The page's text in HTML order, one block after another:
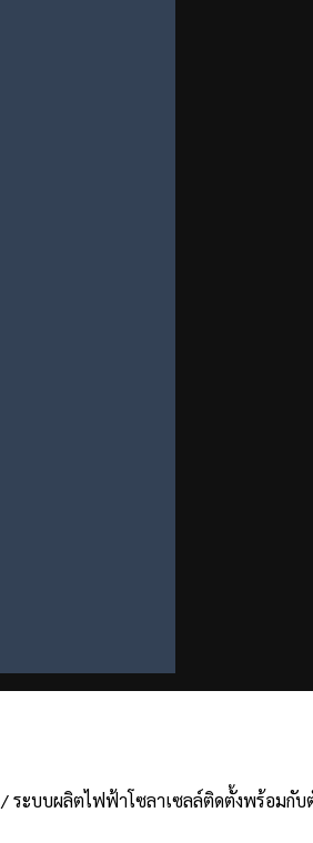
/ ระบบผลิตไฟฟ้าโซลาเซลล์ติดตั้งพร้อมกับ